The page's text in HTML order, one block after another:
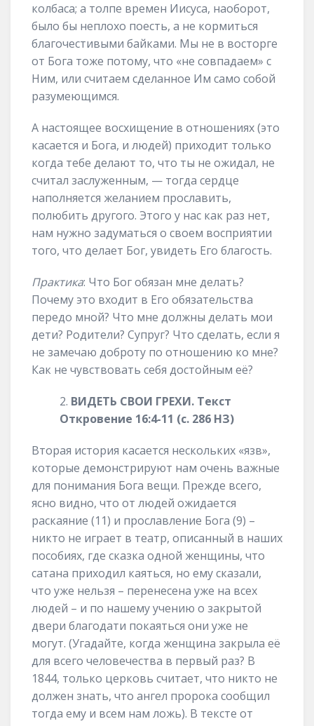
колбаса; а толпе времен Иисуса, наоборот,
было бы неплохо поесть, а не кормиться
благочестивыми байками. Мы не в восторге
от Бога тоже потому, что «не совпадаем» с
Ним, или считаем сделанное Им само собой
разумеющимся.
А настоящее восхищение в отношениях (это
касается и Бога, и людей) приходит только
когда тебе делают то, что ты не ожидал, не
считал заслуженным, — тогда сердце
наполняется желанием прославить,
полюбить другого. Этого у нас как раз нет,
нам нужно задуматься о своем восприятии
того, что делает Бог, увидеть Его благость.
Практика: Что Бог обязан мне делать?
Почему это входит в Его обязательства
передо мной? Что мне должны делать мои
дети? Родители? Супруг? Что сделать, если я
не замечаю доброту по отношению ко мне?
Как не чувствовать себя достойным её?
ВИДЕТЬ СВОИ ГРЕХИ. Текст
Откровение 16:4-11 (с. 286 НЗ)
Вторая история касается нескольких «язв»,
которые демонстрируют нам очень важные
для понимания Бога вещи. Прежде всего,
ясно видно, что от людей ожидается
раскаяние (11) и прославление Бога (9) –
никто не играет в театр, описанный в наших
пособиях, где сказка одной женщины, что
сатана приходил каяться, но ему сказали,
что уже нельзя – перенесена уже на всех
людей – и по нашему учению о закрытой
двери благодати покаяться они уже не
могут. (Угадайте, когда женщина закрыла её
для всего человечества в первый раз? В
1844, только церковь считает, что никто не
должен знать, что ангел пророка сообщил
тогда ему и всем нам ложь). В тексте от